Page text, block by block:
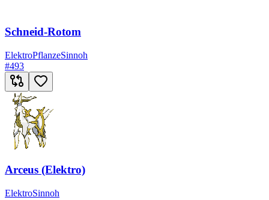
Schneid-Rotom
ElektroPflanzeSinnoh
#493
Arceus (Elektro)
ElektroSinnoh